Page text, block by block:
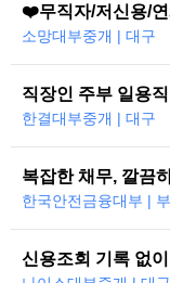
소망대부중개 | 대구
직장인 주부 일용
한결대부중개 | 대구
한국안전금융대부 |